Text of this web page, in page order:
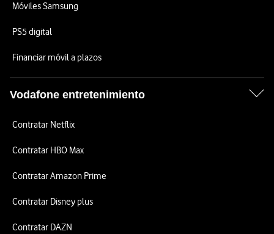
Móviles Samsung
PS5 digital
Financiar móvil a plazos
Vodafone entretenimiento
Contratar Netflix
Contratar HBO Max
Contratar Amazon Prime
Contratar Disney plus
Contratar DAZN